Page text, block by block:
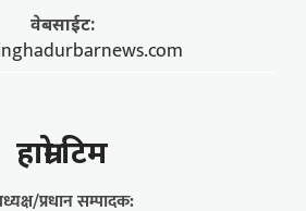
वेबसाईट:
हाम्राे टिम
प्रधान सम्पादक: